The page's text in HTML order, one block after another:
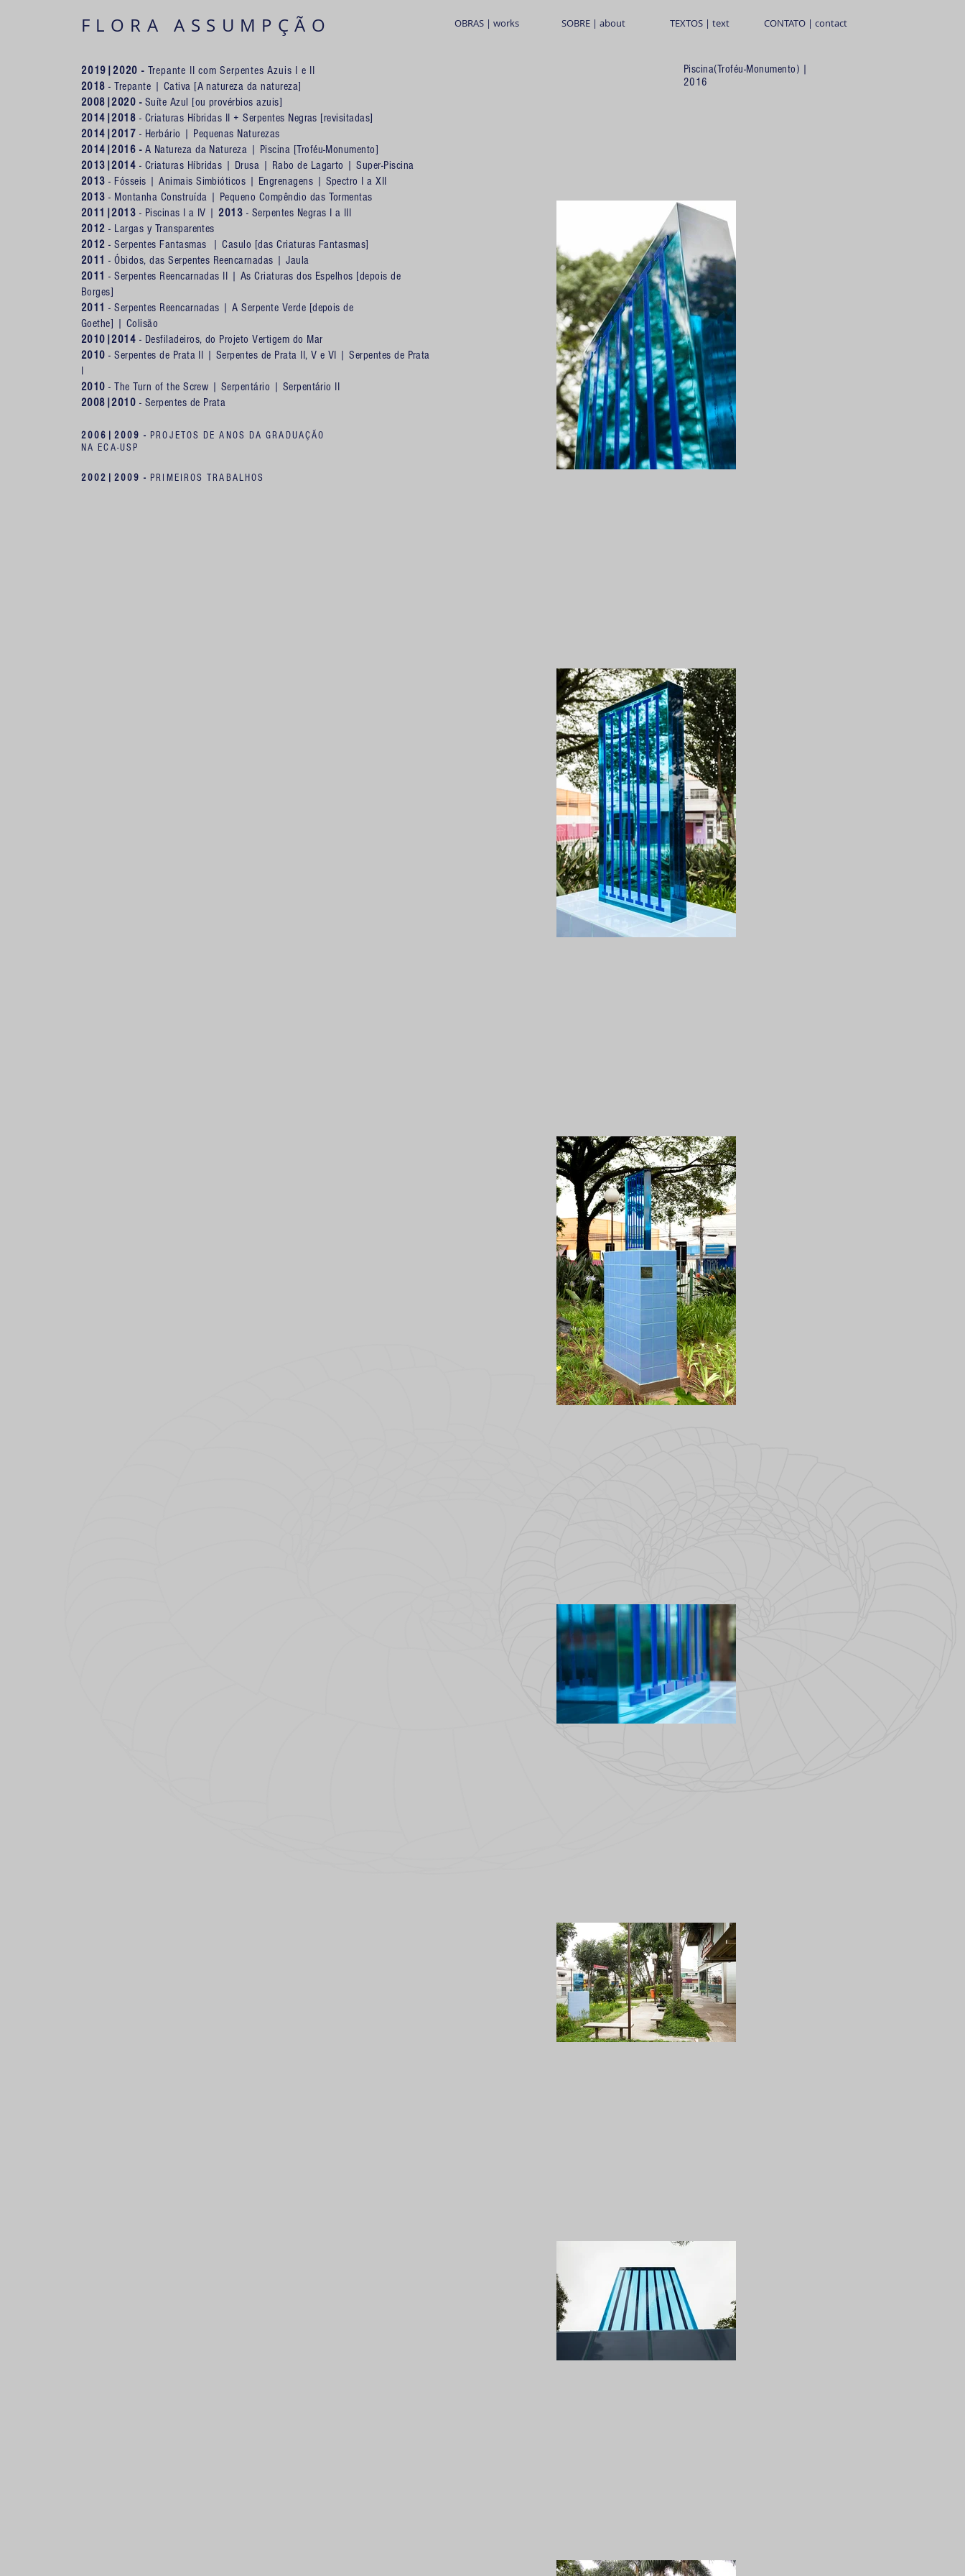
Piscina(Troféu-Monumento) |
2016
2006|2009 - PROJETOS DE ANOS DA GRADUAÇÃO
NA ECA-USP
2002|2009 - PRIMEIROS TRABALHOS
OBRAS | works SOBRE | about TEXTOS | text CONTATO | contact
FLORA ASSUMPÇÃO
2019|2020 - Trepante II com Serpentes Azuis I e II
2018 -Trepante | Cativa [A natureza da natureza]
2008|2020 -Suíte Azul [ou provérbios azuis]
2014|2018 - Criaturas Híbridas II + Serpentes Negras [revisitadas]
2014|2017 - Herbário | Pequenas Naturezas
2014|2016 - A Natureza da Natureza | Piscina [Troféu-Monumento]
2013|2014 - Criaturas Híbridas | Drusa | Rabo de Lagarto |Super-Piscina
2013 -Fósseis |Animais Simbióticos | Engrenagens | Spectro I a XII
2013- Montanha Construída | Pequeno Compêndio das Tormentas
2011|2013 - Piscinas I a IV | 2013 - Serpentes Negras I a III
2012 - Largas y Transparentes
2012 -Serpentes Fantasmas |Casulo [das Criaturas Fantasmas]
2011 -Óbidos, das Serpentes Reencarnadas |Jaula
2011 -Serpentes Reencarnadas II | As Criaturas dos Espelhos [depois de
Borges]
2011 -Serpentes Reencarnadas |A Serpente Verde [depois de
Goethe] | Colisão
2010|2014 - Desfiladeiros, do Projeto Vertigem do Mar
2010 - Serpentes de Prata II | Serpentes de Prata II, V e VI |Serpentes de Prata
I
2010 -The Turn of the Screw | Serpentário | Serpentário II
2008|2010 - Serpentes de Prata